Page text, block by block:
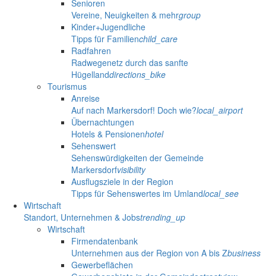
Senioren
Vereine, Neuigkeiten & mehrgroup
Kinder+Jugendliche
Tipps für Familienchild_care
Radfahren
Radwegenetz durch das sanfte
Hügellanddirections_bike
Tourismus
Anreise
Auf nach Markersdorf! Doch wie?local_airport
Übernachtungen
Hotels & Pensionenhotel
Sehenswert
Sehenswürdigkeiten der Gemeinde
Markersdorfvisibility
Ausflugsziele in der Region
Tipps für Sehenswertes im Umlandlocal_see
Wirtschaft
Standort, Unternehmen & Jobstrending_up
Wirtschaft
Firmendatenbank
Unternehmen aus der Region von A bis Zbusiness
Gewerbeflächen